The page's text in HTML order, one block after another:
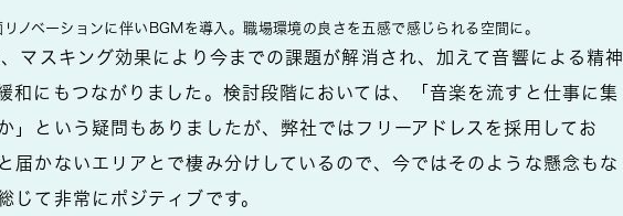
リノベーションに伴いBGMを導入。職場環境の良さを五感で感じられる空間に。
マスキング効果により今までの課題が解消され、加えて音響による精神
和にもつながりました。検討段階においては、「音楽を流すと仕事に集
」という疑問もありましたが、弊社ではフリーアドレスを採用してお
届かないエリアとで棲み分けしているので、今ではそのような懸念もな
じて非常にポジティブです。